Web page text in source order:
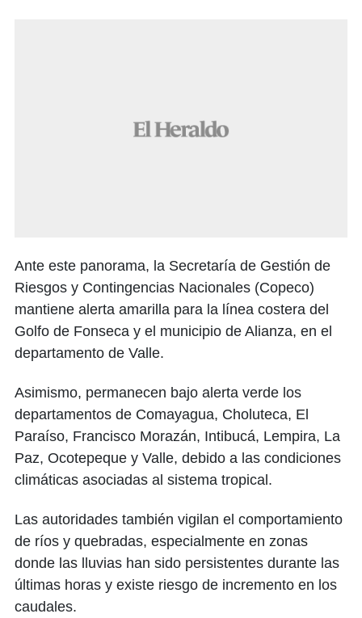
Ante este panorama, la Secretaría de Gestión de
Riesgos y Contingencias Nacionales (Copeco)
mantiene alerta amarilla para la línea costera del
Golfo de Fonseca y el municipio de Alianza, en el
departamento de Valle.
Asimismo, permanecen bajo alerta verde los
departamentos de Comayagua, Choluteca, El
Paraíso, Francisco Morazán, Intibucá, Lempira, La
Paz, Ocotepeque y Valle, debido a las condiciones
climáticas asociadas al sistema tropical.
Las autoridades también vigilan el comportamiento
de ríos y quebradas, especialmente en zonas
donde las lluvias han sido persistentes durante las
últimas horas y existe riesgo de incremento en los
caudales.